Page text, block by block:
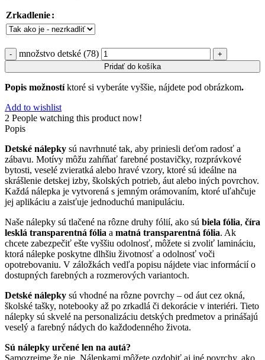
Zrkadlenie
množstvo detské (78)
Pridať do košíka
Popis možnostíktoré si vyberáte vyššie, nájdete pod obrázkom.
Add to wishlist
2 People watching this product now!
Popis
Detské nálepky sú navrhnuté tak, aby priniesli deťom radosť a
zábavu. Motívy môžu zahŕňať farebné postavičky, rozprávkové
bytosti, veselé zvieratká alebo hravé vzory, ktoré sú ideálne na
skrášlenie detskej izby, školských potrieb, áut alebo iných povrchov.
Každá nálepka je vytvorená s jemným orámovaním, ktoré uľahčuje
jej aplikáciu a zaisťuje jednoduchú manipuláciu.
Naše nálepky sú tlačené na rôzne druhy fólií, ako sú biela fólia, číra
lesklá transparentná fólia a matná transparentná fólia. Ak
chcete zabezpečiť ešte vyššiu odolnosť, môžete si zvoliť lamináciu,
ktorá nálepke poskytne dlhšiu životnosť a odolnosť voči
opotrebovaniu. V záložkách vedľa popisu nájdete viac informácií o
dostupných farebných a rozmerových variantoch.
Detské nálepky sú vhodné na rôzne povrchy – od áut cez okná,
školské tašky, notebooky až po zrkadlá či dekorácie v interiéri. Tieto
nálepky sú skvelé na personalizáciu detských predmetov a prinášajú
veselý a farebný nádych do každodenného života.
Sú nálepky určené len na autá?
Samozrejme že nie. Nálepkami môžete ozdobiť aj iné povrchy, ako